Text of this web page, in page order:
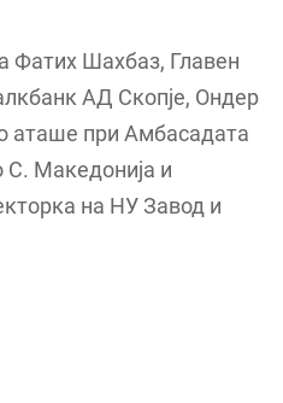
Фатих Шахбаз, Главен
АД Скопје, Ондер
аташе при Амбасадата
С. Македонија и
на НУ Завод и